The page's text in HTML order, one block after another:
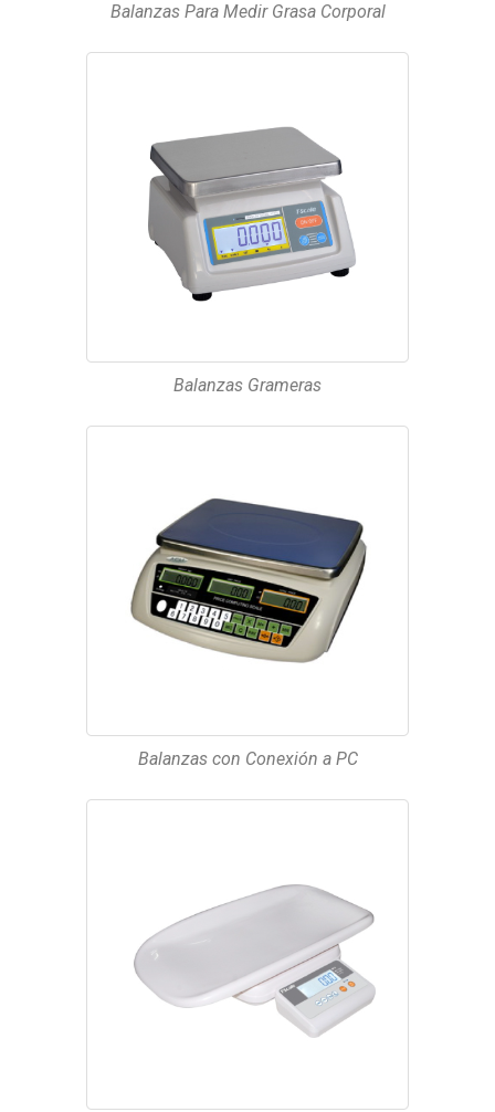
Balanzas Para Medir Grasa Corporal
Balanzas Grameras
Balanzas con Conexión a PC